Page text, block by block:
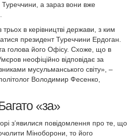
Туреччини, а зараз вони вже
в керівництві держави, з ким
президент Туреччини Ердоган.
голова його Офісу. Схоже, що в
неофіційно відповідає за
мусульманського світу», –
Володимир Фесенко,
«за»
з’явилися повідомлення про те, що
Міноборони, то його